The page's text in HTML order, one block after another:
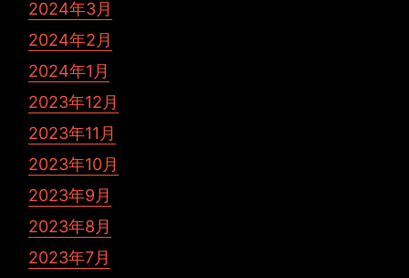
2024年3月
2024年2月
2024年1月
2023年12月
2023年11月
2023年10月
2023年9月
2023年8月
2023年7月